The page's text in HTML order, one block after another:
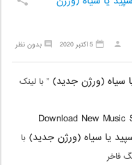
بدون نظر 5 اکتبر 2020
سیاه (ورژن جدید) ” با لینک
Download New Music
یا سیاه (ورژن جدید) با
فاخر